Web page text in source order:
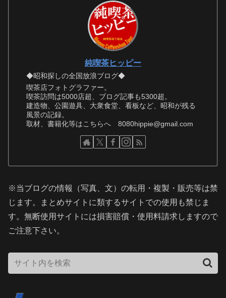
純喫茶ヒッピー
◆昭和探しの全国放浪ブログ◆
喫茶店フォトグラファー。
喫茶訪問は5000店超、ブログ記事も5300超。
建造物、公園遊具、大衆食堂、看板など、昭和が残る
風景の記録。
取材、書籍化等はこちらへ 8080hippie@gmail.com
※当ブログの情報（写真、文）の転用・複製・販売等は禁
じます。まとめサイトに類するサイトでの使用も禁じま
す。無断使用サイトには損害賠償・使用料請求しますので
ご注意下さい。